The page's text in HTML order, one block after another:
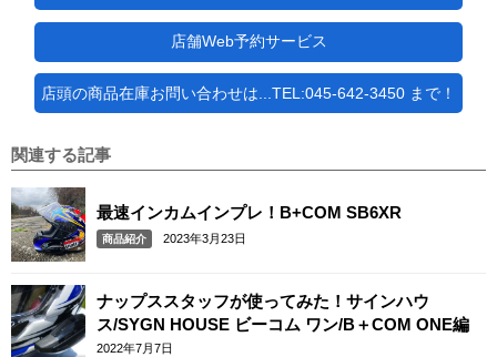
店舗Web予約サービス
店頭の商品在庫お問い合わせは...TEL:045-642-3450 まで！
関連する記事
最速インカムインプレ！B+COM SB6XR
商品紹介 2023年3月23日
ナップススタッフが使ってみた！サインハウ
ス/SYGN HOUSE ビーコム ワン/B＋COM ONE編
2022年7月7日